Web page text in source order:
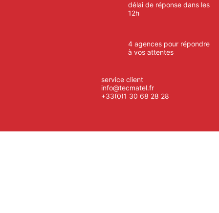
délai de réponse dans les
12h
4 agences pour répondre
à vos attentes
service client
info@tecmatel.fr
+33(0)1 30 68 28 28